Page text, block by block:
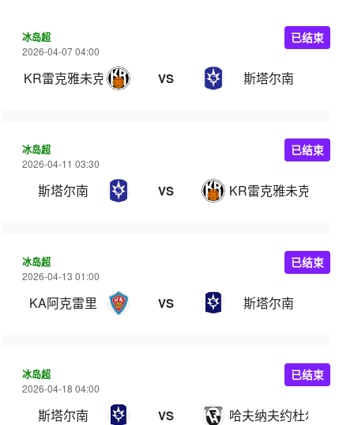
冰岛超
2026-04-07 04:00
KR雷克雅未克 VS 斯塔尔南
已结束
冰岛超
2026-04-11 03:30
斯塔尔南 VS KR雷克雅未克
已结束
冰岛超
2026-04-13 01:00
KA阿克雷里 VS 斯塔尔南
已结束
冰岛超
2026-04-18 04:00
斯塔尔南 VS 哈夫纳夫约杜尔
已结束